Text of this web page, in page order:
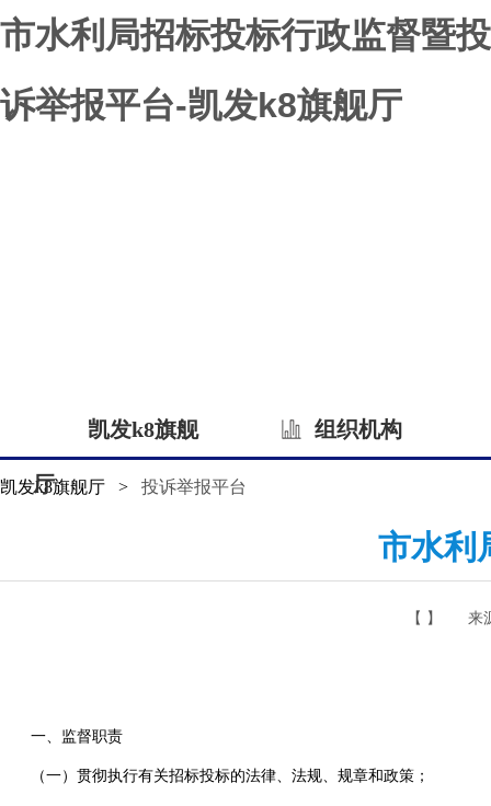
市水利局招标投标行政监督暨投
诉举报平台-凯发k8旗舰厅
凯发k8旗舰
厅
组织机构
凯发k8旗舰厅 > 投诉举报平台
市水利
【 】 来
一、监督职责
（一）贯彻执行有关招标投标的法律、法规、规章和政策；